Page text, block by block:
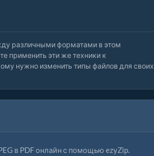
различными форматами в этом
применить эти же техники к
нужно изменить типы файлов для своих
в PDF онлайн с помощью ezyZip.